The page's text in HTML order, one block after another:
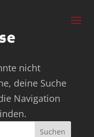
nicht
deine Suche
Navigation
Suchen